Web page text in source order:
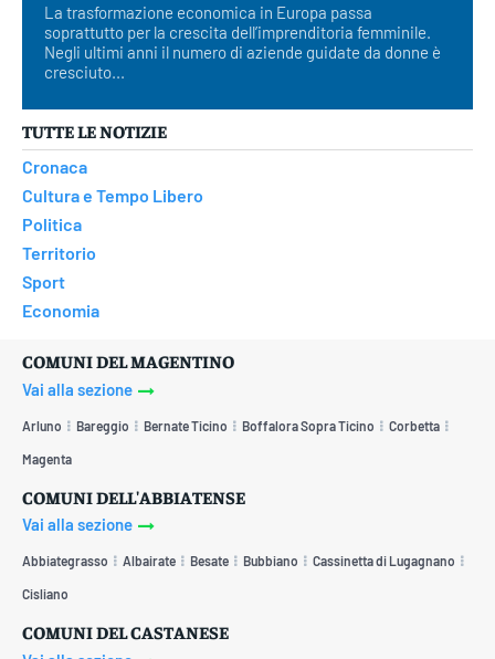
La trasformazione economica in Europa passa
soprattutto per la crescita dell’imprenditoria femminile.
Negli ultimi anni il numero di aziende guidate da donne è
cresciuto...
TUTTE LE NOTIZIE
Cronaca
Cultura e Tempo Libero
Politica
Territorio
Sport
Economia
COMUNI DEL MAGENTINO
Vai alla sezione
Arluno Bareggio Bernate Ticino Boffalora Sopra Ticino Corbetta
Magenta
COMUNI DELL'ABBIATENSE
Vai alla sezione
Abbiategrasso Albairate Besate Bubbiano Cassinetta di Lugagnano
Cisliano
COMUNI DEL CASTANESE